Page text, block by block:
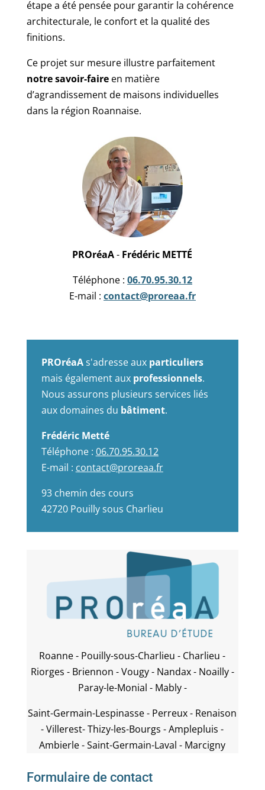
étape a été pensée pour garantir la cohérence
architecturale, le confort et la qualité des
finitions.
Ce projet sur mesure illustre parfaitement
notre savoir-faireen matière
d’agrandissement de maisons individuelles
dans la région Roannaise.
PROréaA- Frédéric METTÉ
Téléphone : 06.70.95.30.12
E-mail : contact@proreaa.fr
PROréaAs'adresse aux particuliers
mais également aux professionnels.
Nous assurons plusieurs services liés
aux domaines du bâtiment.
Frédéric Metté
Téléphone : 06.70.95.30.12
E-mail : contact@proreaa.fr
93 chemin des cours
42720 Pouilly sous Charlieu
Roanne - Pouilly-sous-Charlieu - Charlieu -
Riorges - Briennon - Vougy - Nandax - Noailly -
Paray-le-Monial - Mably -
Saint-Germain-Lespinasse - Perreux - Renaison
- Villerest- Thizy-les-Bourgs - Amplepluis -
Ambierle - Saint-Germain-Laval - Marcigny
Formulaire de contact